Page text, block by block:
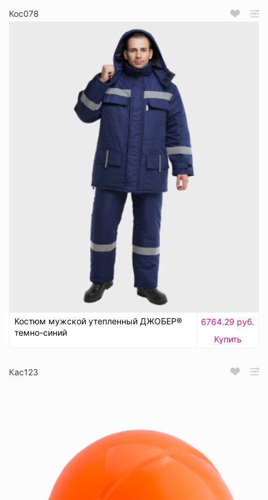
Кос078
Костюм мужской утепленный ДЖОБЕР®
темно-синий
6764.29 руб.
Купить
Кас123